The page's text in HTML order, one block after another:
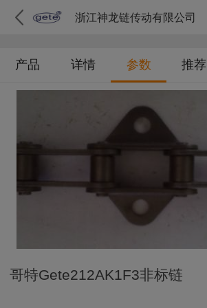
浙江神龙链传动有限公司
产品 详情 参数 推荐
哥特Gete212AK1F3非标链